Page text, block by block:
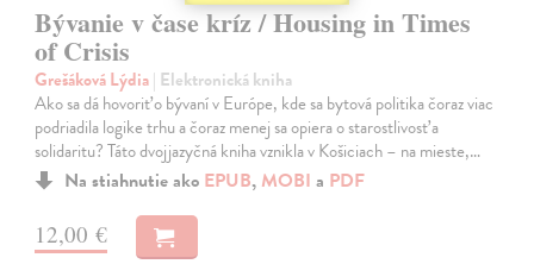
Bývanie v čase kríz / Housing in Times
of Crisis
Grešáková Lýdia| Elektronická kniha
Ako sa dá hovoriť o bývaní v Európe, kde sa bytová politika čoraz viac
podriadila logike trhu a čoraz menej sa opiera o starostlivosť a
solidaritu? Táto dvojjazyčná kniha vznikla v Košiciach – na mieste,…
Na stiahnutie ako EPUB, MOBI a PDF
12,00 €